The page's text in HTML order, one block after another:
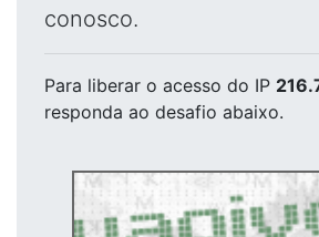
conosco.
Para liberar o acesso do IP
responda ao desafio abaixo.